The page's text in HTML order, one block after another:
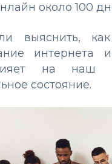
около 100
выяснить, как
интернета
на наш
состояние.